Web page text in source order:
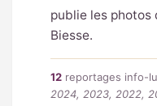
publie les photos
Biesse.
12 reportages info-
2024, 2023, 2022,